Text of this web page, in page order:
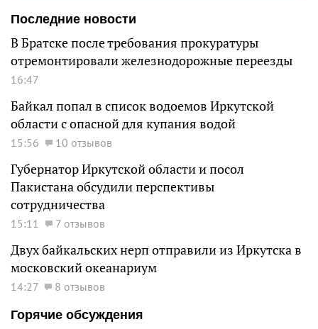
Последние новости
В Братске после требования прокуратуры
отремонтировали железнодорожные переезды
16:47
Байкал попал в список водоемов Иркутской
области с опасной для купания водой
15:56 10 отзывов
Губернатор Иркутской области и посол
Пакистана обсудили перспективы
сотрудничества
15:11 7 отзывов
Двух байкальских нерп отправили из Иркутска в
московский океанариум
14:27
8 отзывов
Горячие обсуждения